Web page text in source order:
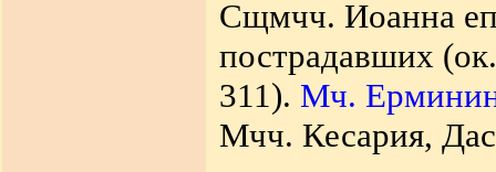
Сщмчч. Иоанна
пострадавших
311). Мч.
Мчч. Кесария,